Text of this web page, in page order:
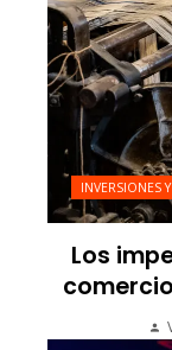
INVERSIONES
Los